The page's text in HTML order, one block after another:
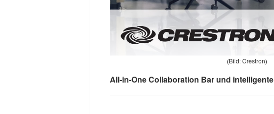
(Bild: Crestron)
All-in-One Collaboration Bar und